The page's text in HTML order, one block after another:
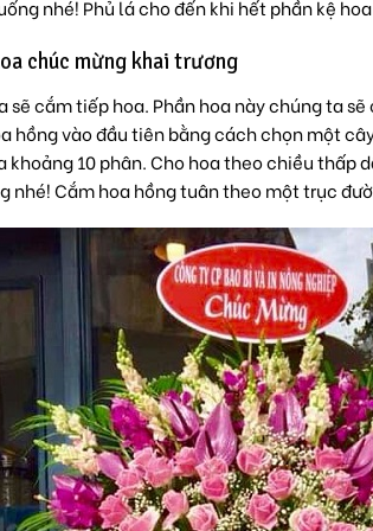
nhé! Phủ lá cho đến khi hết phần kệ
chúc mừng khai trương
sẽ cắm tiếp hoa. Phần hoa này chúng ta
hồng vào đầu tiên bằng cách chọn một
khoảng 10 phân. Cho hoa theo chiều thấp
nhé! Cắm hoa hồng tuân theo một trục